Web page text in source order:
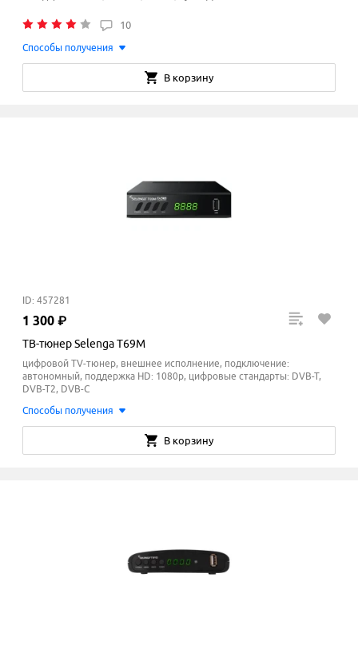
10
Способы получения
В корзину
ID: 457281
1 300 ₽
ТВ-тюнер Selenga T69М
цифровой TV-тюнер, внешнее исполнение, подключение:
автономный, поддержка HD: 1080p, цифровые стандарты: DVB-T,
DVB-T2, DVB-C
Способы получения
В корзину